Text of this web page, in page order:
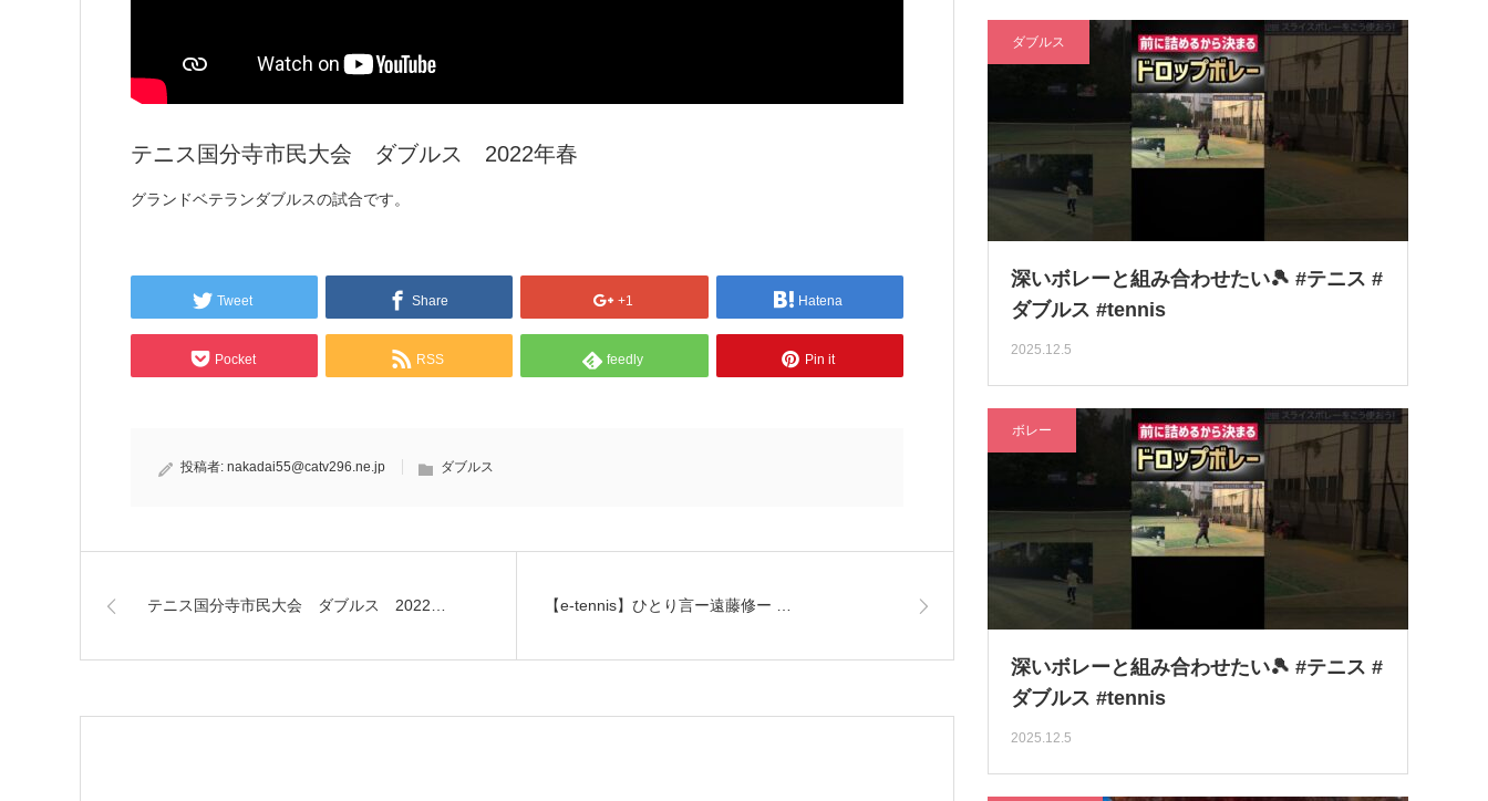
テニス国分寺市民大会 ダブルス 2022年春
グランドベテランダブルスの試合です。
Tweet Share +1 Hatena
Pocket RSS feedly Pin it
投稿者: nakadai55@catv296.ne.jp ダブルス
テニス国分寺市民大会 ダブルス 2022… 【e-tennis】ひとり言ー遠藤修ー …
ダブルス
深いボレーと組み合わせたい🎾 #テニス #
ダブルス #tennis
2025.12.5
ボレー
深いボレーと組み合わせたい🎾 #テニス #
ダブルス #tennis
2025.12.5